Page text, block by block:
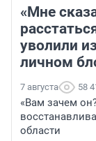
«Мне
уволили
личном
7 августа 58
«Вам зачем
области